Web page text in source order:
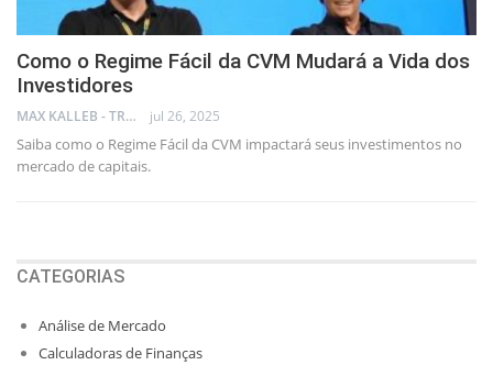
Como o Regime Fácil da CVM Mudará a Vida dos
Investidores
MAX KALLEB - TRADER jul 26, 2025
Saiba como o Regime Fácil da CVM impactará seus investimentos no
mercado de capitais.
CATEGORIAS
Análise de Mercado
Calculadoras de Finanças